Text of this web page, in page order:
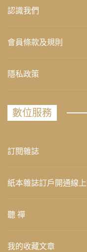
認識我們
會員條款及規則
隱私政策
數位服務
訂閱雜誌
紙本雜誌訂戶開通線
聽 禪
我的收藏文章